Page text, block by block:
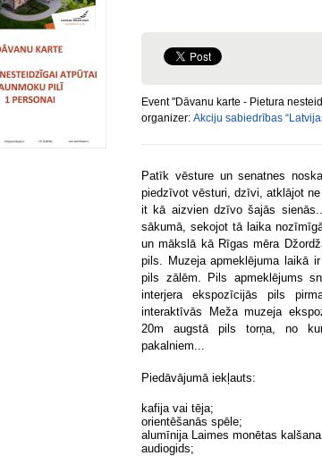
Event "Dāvanu karte - Pietura
organizer: Akciju sabiedrības
Patīk vēsture un senatnes
piedzīvot vēsturi, dzīvi, atklājot
it kā aizvien dzīvo šajās
sākumā, sekojot tā laika
un mākslā kā Rīgas mēra
pils. Muzeja apmeklējuma laikā
pils zālēm. Pils apmeklējums
interjera ekspozīcijās pils
interaktīvās Meža muzeja
20m augstā pils torņa, no
pakalniem...
Piedāvājumā iekļauts:
kafija vai tēja;
orientēšanās spēle;
alumīnija Laimes monētas
audiogids;